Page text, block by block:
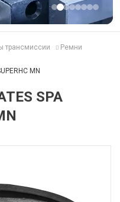
трансмиссии
Ремни
MN
SPA